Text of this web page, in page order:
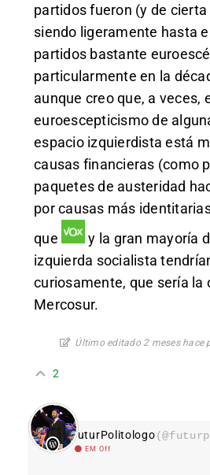
partidos fueron (y de
siendo ligeramente hasta
partidos bastante
particularmente en la
aunque creo que, a veces,
euroescepticismo de
espacio izquierdista está
causas financieras (como
paquetes de austeridad
por causas más
que
y la gran mayoría
izquierda socialista
curiosamente, que sería la
Mercosur.
Último editado 2 meses hace
2
FuturPolitologo
EM Off